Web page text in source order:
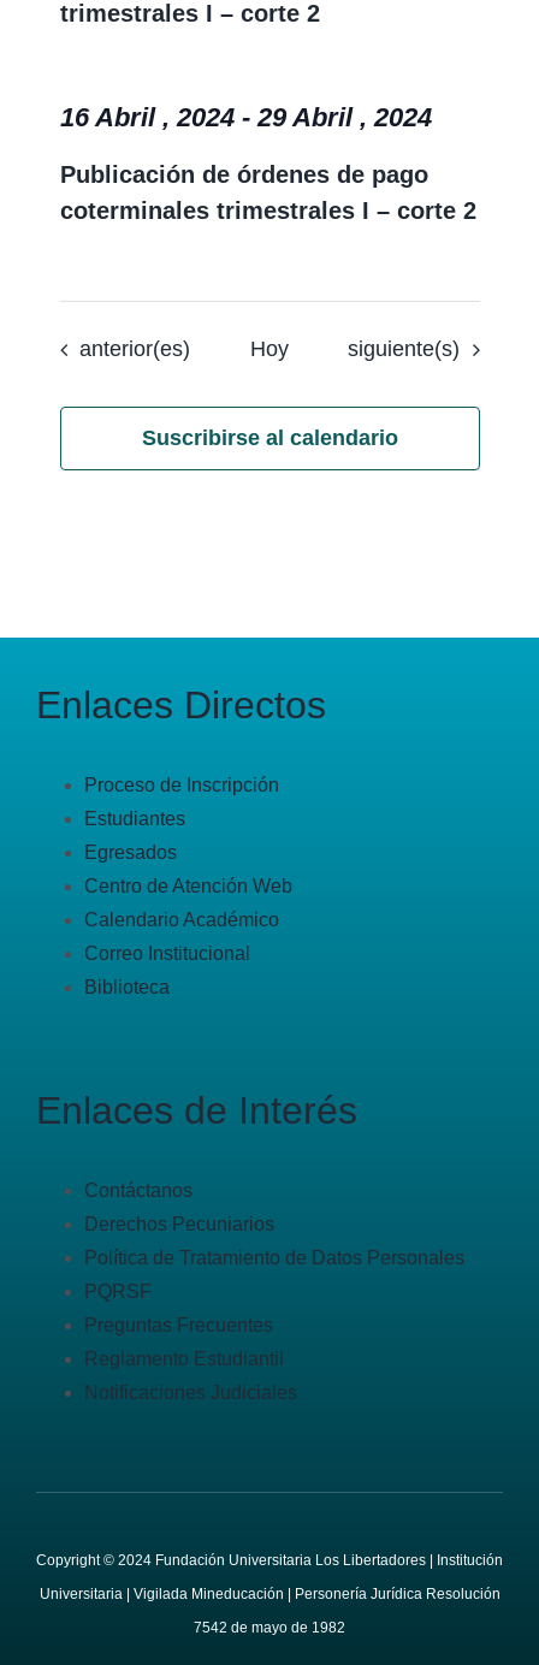
trimestrales I – corte 2
Publicación de órdenes de pago
coterminales trimestrales I – corte 2
16 Abril , 2024- 29 Abril , 2024
Eventos
anterior(es) Hoy Eventos
siguiente(s)
Suscribirse al calendario
Enlaces Directos
Proceso de Inscripción
Estudiantes
Egresados
Centro de Atención Web
Calendario Académico
Correo Institucional
Biblioteca
Enlaces de Interés
Contáctanos
Derechos Pecuniarios
Política de Tratamiento de Datos Personales
PQRSF
Preguntas Frecuentes
Reglamento Estudiantil
Notificaciones Judiciales
Copyright © 2024 Fundación Universitaria Los Libertadores | Institución
Universitaria | Vigilada Mineducación | Personería Jurídica Resolución
7542 de mayo de 1982